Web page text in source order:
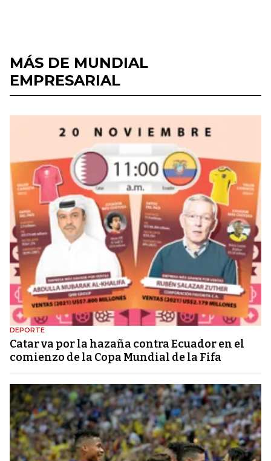
MÁS DE MUNDIAL
EMPRESARIAL
DEPORTE
Catar va por la hazaña contra Ecuador en el
comienzo de la Copa Mundial de la Fifa